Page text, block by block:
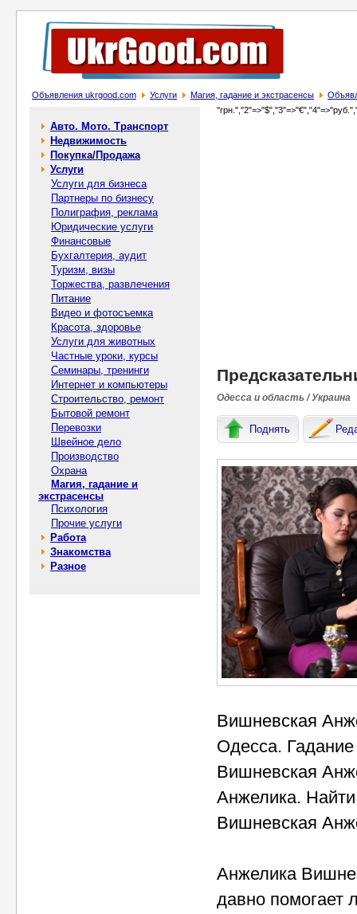
Объявления ukrgood.com Услуги Магия, гадание и экстрасенсы
Авто. Мото. Транспорт
Недвижимость
Покупка/Продажа
Услуги
Услуги для бизнеса
Партнеры по бизнесу
Полиграфия, реклама
Юридические услуги
Финансовые
Бухгалтерия, аудит
Туризм, визы
Торжества, развлечения
Питание
Видео и фотосъемка
Красота, здоровье
Услуги для животных
Частные уроки, курсы
Семинары, тренинги
Интернет и компьютеры
Строительство, ремонт
Бытовой ремонт
Перевозки
Швейное дело
Производство
Охрана
Магия, гадание и
экстрасенсы
Психология
Прочие услуги
Работа
Знакомства
Разное
Одесса и область / Украина
Поднять
Вишневская
Одесса.
Вишневская
Анжелика.
Вишневская
Анжелика
давно помогает